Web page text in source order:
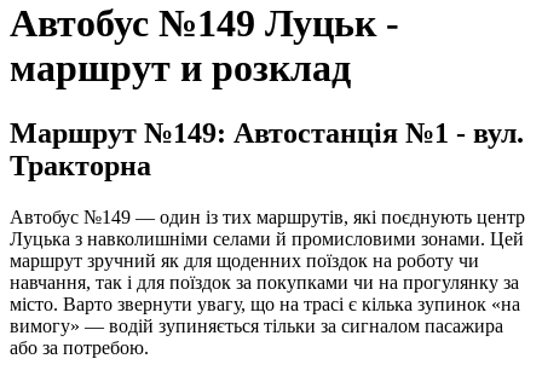
Автобус №149 Луцьк -
маршрут и розклад
Маршрут №149: Автостанція №1 - вул.
Тракторна
Автобус №149 — один із тих маршрутів, які поєднують центр
Луцька з навколишніми селами й промисловими зонами. Цей
маршрут зручний як для щоденних поїздок на роботу чи
навчання, так і для поїздок за покупками чи на прогулянку за
місто. Варто звернути увагу, що на трасі є кілька зупинок «на
вимогу» — водій зупиняється тільки за сигналом пасажира
або за потребою.